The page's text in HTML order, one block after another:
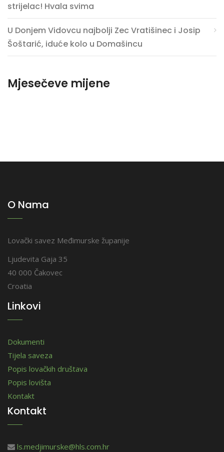
strijelac! Hvala svima
U Donjem Vidovcu najbolji Zec Vratišinec i Josip
Šoštarić, iduće kolo u Domašincu
Mjesečeve mijene
O Nama
Lovački savez Međimurske županije
Ljudevita Gaja 35
40 000 Čakovec
Croatia
Linkovi
Dokumenti
Tijela saveza
Popis lovačkih društava
Popis lovišta
Kontakt
Kontakt
ls.medjimurske@hls.com.hr